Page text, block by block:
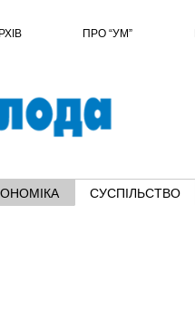
ПРО “УМ”
СУСПІЛЬСТВО